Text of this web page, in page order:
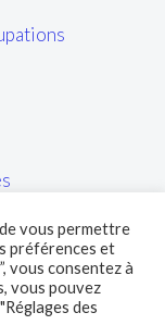
l’ordre public
de leurs abords
vous permettre
préférences et
vous consentez à
vous pouvez
des